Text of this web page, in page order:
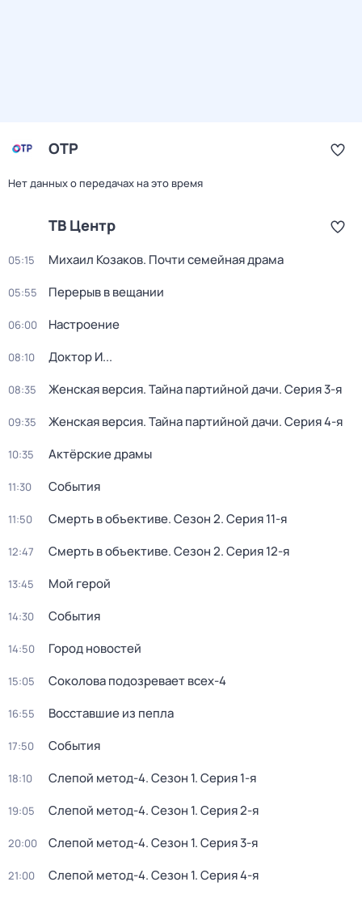
ОТР
Нет данных о передачах на это время
ТВ Центр
05:15 Михаил Козаков. Почти семейная драма
05:55 Перерыв в вещании
06:00 Настроение
08:10 Доктор И...
08:35 Женская версия. Тайна партийной дачи. Серия 3-я
09:35 Женская версия. Тайна партийной дачи. Серия 4-я
10:35 Актёрские драмы
11:30 События
11:50 Смерть в объективе. Сезон 2. Серия 11-я
12:47 Смерть в объективе. Сезон 2. Серия 12-я
13:45 Мой герой
14:30 События
14:50 Город новостей
15:05 Соколова подозревает всех-4
16:55 Восставшие из пепла
17:50 События
18:10 Слепой метод-4. Сезон 1. Серия 1-я
19:05 Слепой метод-4. Сезон 1. Серия 2-я
20:00 Слепой метод-4. Сезон 1. Серия 3-я
21:00 Слепой метод-4. Сезон 1. Серия 4-я